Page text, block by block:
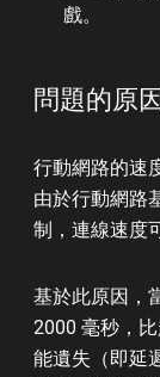
戲。
問題的原因
行動網路的速
由於行動網路
制，連線速度
基於此原因，
2000 毫秒，
能遺失（即延